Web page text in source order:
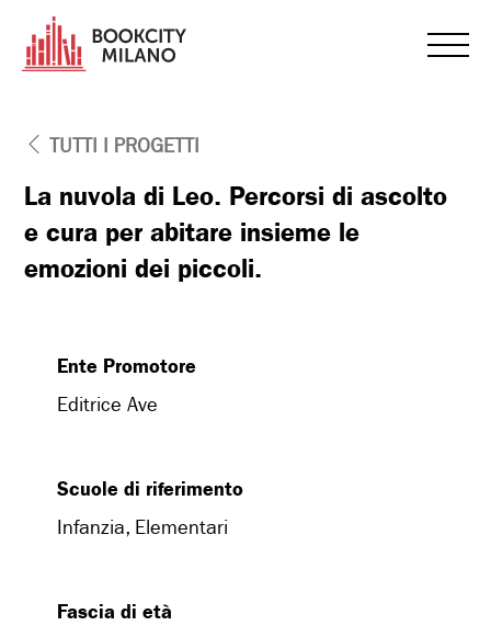
TUTTI I PROGETTI
La nuvola di Leo. Percorsi di ascolto
e cura per abitare insieme le
emozioni dei piccoli.
Ente Promotore
Editrice Ave
Scuole di riferimento
Infanzia, Elementari
Fascia di età